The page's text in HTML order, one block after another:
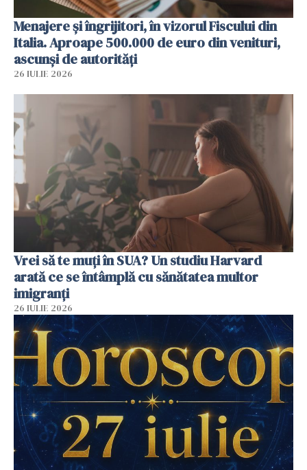
Menajere și îngrijitori, în vizorul Fiscului din
Italia. Aproape 500.000 de euro din venituri,
ascunși de autorități
26 IULIE 2026
Vrei să te muți în SUA? Un studiu Harvard
arată ce se întâmplă cu sănătatea multor
imigranți
26 IULIE 2026